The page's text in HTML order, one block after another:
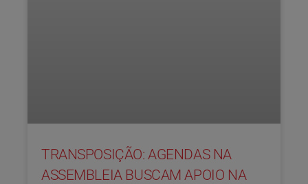
TRANSPOSIÇÃO: AGENDAS NA
ASSEMBLEIA BUSCAM APOIO NA